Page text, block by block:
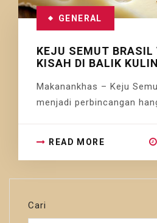
GENERAL
KEJU SEMUT
KISAH DI BALIK
Makanankhas – Keju
menjadi perbincangan
READ MORE
Cari